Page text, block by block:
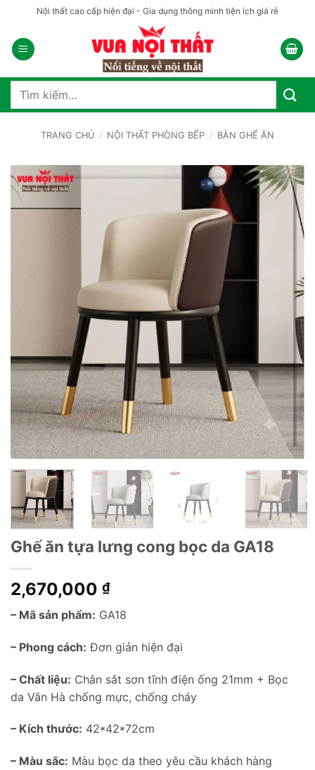
nội
dung
Nội thất cao cấp hiện đại - Gia dụng thông minh tiện ích giá rẻ
Tìm
TRANG CHỦ / NỘI THẤT PHÒNG BẾP / BÀN GHẾ ĂN
Ghế ăn tựa lưng cong bọc da GA18
2,670,000 ₫
– Mã sản phẩm: GA18
– Phong cách: Đơn giản hiện đại
– Chất liệu: Chân sắt sơn tĩnh điện ống 21mm + Bọc
da Vân Hà chống mực, chống cháy
– Kích thước: 42*42*72cm
– Màu sắc: Màu bọc da theo yêu cầu khách hàng